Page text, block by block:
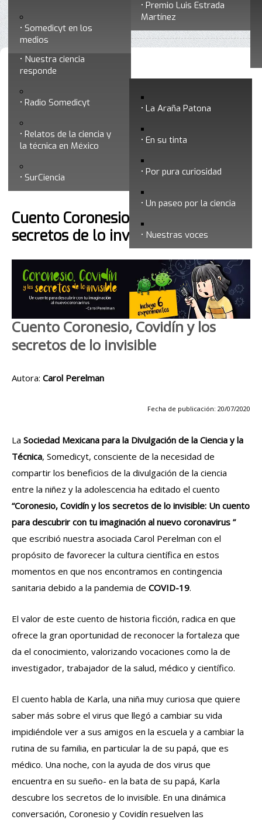
Premio Luis Estrada
Martínez
Ciencia y Tecnología
Nuestra ciencia
responde
Radio Somedicyt La Araña Patona
En su tinta
Por pura curiosidad
Un paseo por la ciencia
Nuestras voces
Relatos de la ciencia y
la técnica en México
SurCiencia
Somedicyt en los
medios
Noticias y boletines
•
Julio 2020
Búsqueda
Cuento Coronesio, Covidín y los
secretos de lo invisible
Cuento Coronesio, Covidín y los
secretos de lo invisible
Autora: Carol Perelman
Fecha de publicación: 20/07/2020
La Sociedad Mexicana para la Divulgación de la Ciencia y la
Técnica, Somedicyt, consciente de la necesidad de
compartir los beneficios de la divulgación de la ciencia
entre la niñez y la adolescencia ha editado el cuento
“Coronesio, Covidín y los secretos de lo invisible: Un cuento
para descubrir con tu imaginación al nuevo coronavirus ”
que escribió nuestra asociada Carol Perelman con el
propósito de favorecer la cultura científica en estos
momentos en que nos encontramos en contingencia
sanitaria debido a la pandemia de COVID-19.
El valor de este cuento de historia ficción, radica en que
ofrece la gran oportunidad de reconocer la fortaleza que
da el conocimiento, valorizando vocaciones como la de
investigador, trabajador de la salud, médico y científico.
El cuento habla de Karla, una niña muy curiosa que quiere
saber más sobre el virus que llegó a cambiar su vida
impidiéndole ver a sus amigos en la escuela y a cambiar la
rutina de su familia, en particular la de su papá, que es
médico. Una noche, con la ayuda de dos virus que
encuentra en su sueño- en la bata de su papá, Karla
descubre los secretos de lo invisible. En una dinámica
conversación, Coronesio y Covidín resuelven las